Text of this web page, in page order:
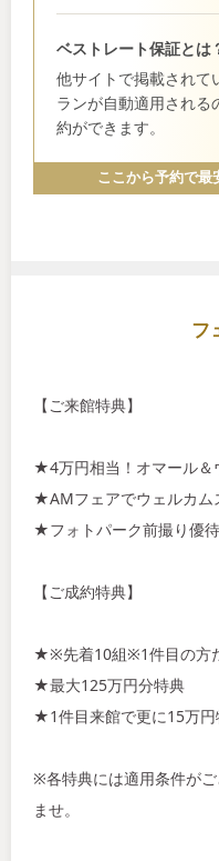
ベストレート保証とは
他サイトで掲載されて
ランが自動適用される
約ができます。
ここから予約で最
フ
【ご来館特典】
★4万円相当！オマール＆
★AMフェアでウェルカム
★フォトパーク前撮り優
【ご成約特典】
★※先着10組※1件目の方
★最大125万円分特典
★1件目来館で更に15万円
※各特典には適用条件が
ませ。